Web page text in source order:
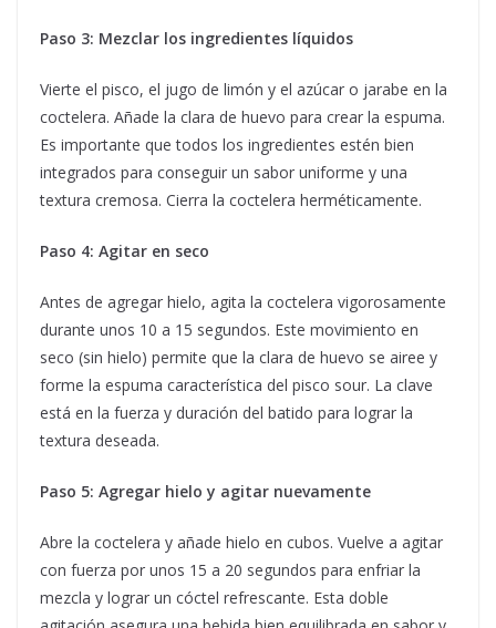
Paso 3: Mezclar los ingredientes líquidos
Vierte el pisco, el jugo de limón y el azúcar o jarabe en la
coctelera. Añade la clara de huevo para crear la espuma.
Es importante que todos los ingredientes estén bien
integrados para conseguir un sabor uniforme y una
textura cremosa. Cierra la coctelera herméticamente.
Paso 4: Agitar en seco
Antes de agregar hielo, agita la coctelera vigorosamente
durante unos 10 a 15 segundos. Este movimiento en
seco (sin hielo) permite que la clara de huevo se airee y
forme la espuma característica del pisco sour. La clave
está en la fuerza y duración del batido para lograr la
textura deseada.
Paso 5: Agregar hielo y agitar nuevamente
Abre la coctelera y añade hielo en cubos. Vuelve a agitar
con fuerza por unos 15 a 20 segundos para enfriar la
mezcla y lograr un cóctel refrescante. Esta doble